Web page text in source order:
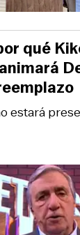
estará
qué